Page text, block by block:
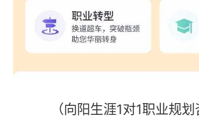
（向阳生涯1对1职业规划